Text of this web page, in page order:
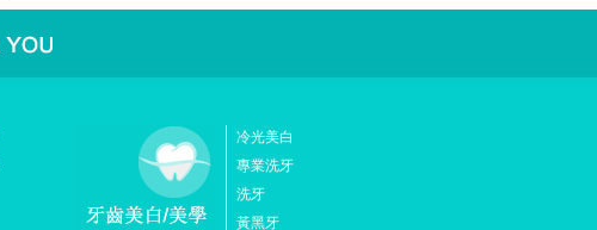
冷光美白
專業洗牙
洗牙
黃黑牙